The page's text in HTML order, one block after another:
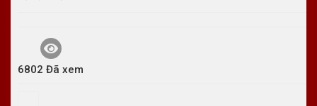
6802 Đã xem